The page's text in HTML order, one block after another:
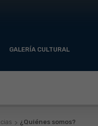
GALERÍA CULTURAL
¿Quiénes somos?